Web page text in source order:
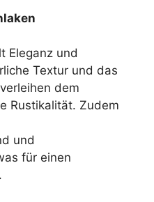
Eleganz und
Textur und das
dem
Rustikalität. Zudem
und
für einen